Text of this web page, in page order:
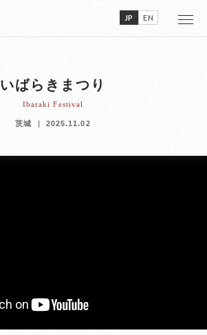
JP EN
いばらきまつり
Ibaraki Festival
茨城 2025.11.02